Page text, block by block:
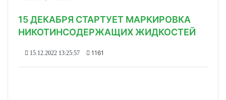
15 ДЕКАБРЯ СТАРТУЕТ МАРКИРОВКА
НИКОТИНСОДЕРЖАЩИХ ЖИДКОСТЕЙ
15.12.2022 13:25:57 1161